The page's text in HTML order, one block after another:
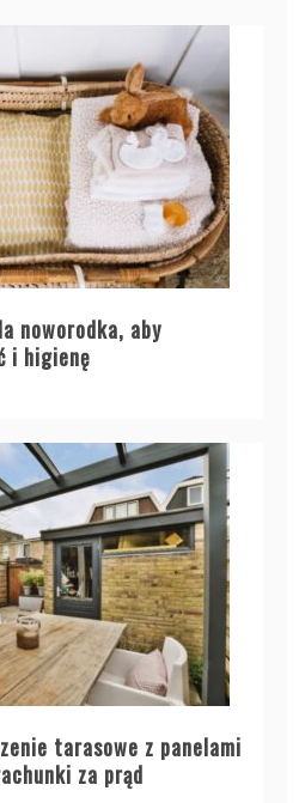
noworodka, aby
i higienę
tarasowe z panelami
za prąd